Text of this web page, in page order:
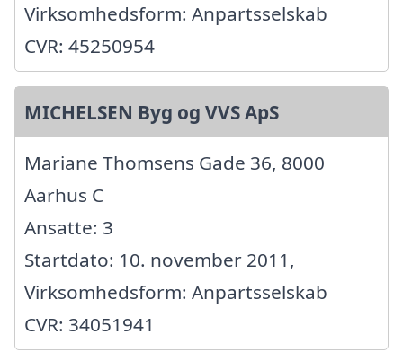
Virksomhedsform: Anpartsselskab
CVR: 45250954
MICHELSEN Byg og VVS ApS
Mariane Thomsens Gade 36, 8000
Aarhus C
Ansatte: 3
Startdato: 10. november 2011,
Virksomhedsform: Anpartsselskab
CVR: 34051941